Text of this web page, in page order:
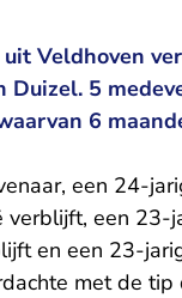
Veldhoven
5
6
een 24-
een 23-
en een 23-
met de tip